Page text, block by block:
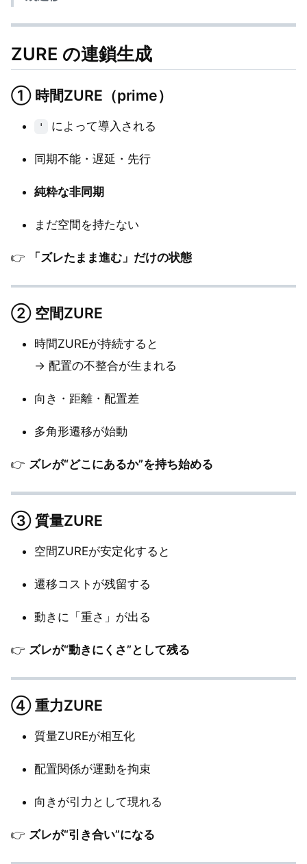
ZURE の連鎖生成
① 時間ZURE（prime）
' によって導入される
同期不能・遅延・先行
純粋な非同期
まだ空間を持たない
👉 「ズレたまま進む」だけの状態
② 空間ZURE
時間ZUREが持続すると
→ 配置の不整合が生まれる
向き・距離・配置差
多角形遷移が始動
👉 ズレが“どこにあるか”を持ち始める
③質量ZURE
空間ZUREが安定化すると
遷移コストが残留する
動きに「重さ」が出る
👉 ズレが“動きにくさ”として残る
④重力ZURE
質量ZUREが相互化
配置関係が運動を拘束
向きが引力として現れる
👉 ズレが“引き合い”になる